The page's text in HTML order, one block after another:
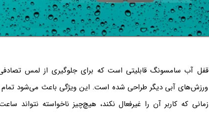
قفل آب سامسونگ قابلیتی است که برای جلوگیری از لمس
ورزش‌های آبی دیگر طراحی شده است. این ویژگی باعث می‌شود
زمانی که کاربر آن را غیرفعال نکند، هیچ‌چیز ناخواسته نتواند